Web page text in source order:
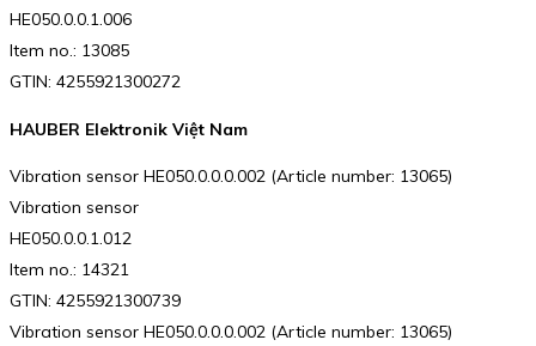
HE050.0.0.1.006
Item no.: 13085
GTIN: 4255921300272
HAUBER Elektronik Việt Nam
Vibration sensor HE050.0.0.0.002 (Article number: 13065)
Vibration sensor
HE050.0.0.1.012
Item no.: 14321
GTIN: 4255921300739
Vibration sensor HE050.0.0.0.002 (Article number: 13065)